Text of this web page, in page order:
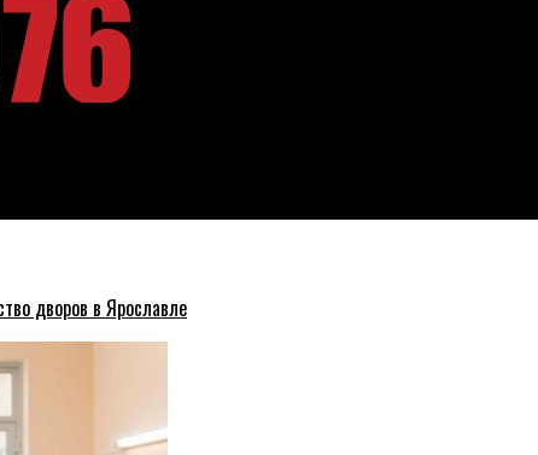
дворов в Ярославле